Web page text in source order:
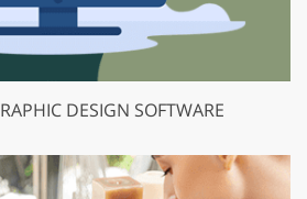
DESIGN SOFTWARE